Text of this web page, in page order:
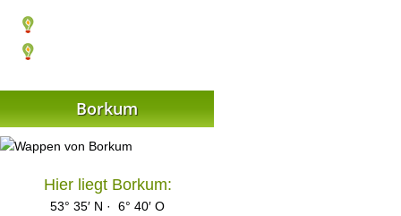
Borkum
Hier liegt Borkum:
53° 35′ N · 6° 40′ O